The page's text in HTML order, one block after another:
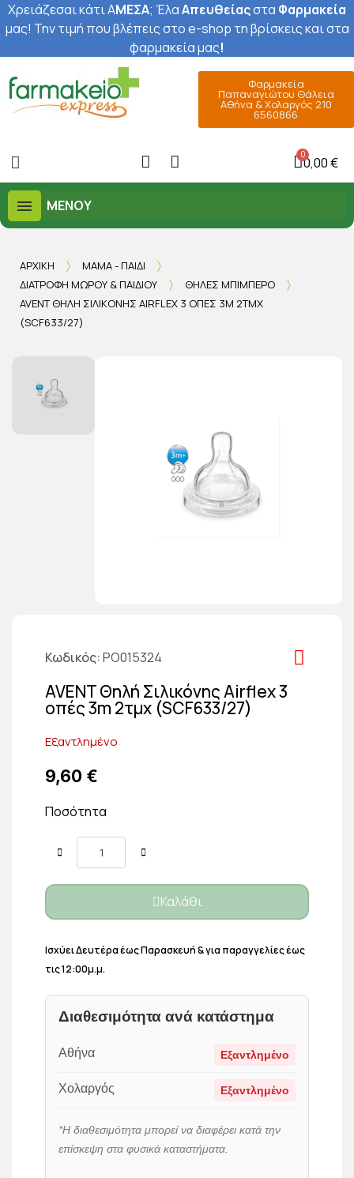
Χρειάζεσαι κάτι ΑΜΕΣΑ; ΈλαΑπευθείαςστα Φαρμακεία
μας! Την τιμή που βλέπεις στο e-shop τη βρίσκεις και στα
φαρμακεία μας!
Φαρμακεία
Παπαναγιώτου Θάλεια
Αθήνα & Χολαργός 210
6560866
0,00 €
ΜΕΝΟΎ
ΑΡΧΙΚΉ
ΜΑΜΆ - ΠΑΙΔΊ
ΔΙΑΤΡΟΦΉ ΜΩΡΟΎ & ΠΑΙΔΙΟΎ
ΘΗΛΈΣ ΜΠΙΜΠΕΡΌ
AVENT ΘΗΛΉ ΣΙΛΙΚΌΝΗΣ AIRFLEX 3 ΟΠΈΣ 3M 2ΤΜΧ
(SCF633/27)
Κωδικός PO015324
AVENT Θηλή Σιλικόνης Airflex 3
οπές 3m 2τμχ (SCF633/27)
Εξαντλημένο
9,60 €
Ποσότητα
Καλάθι
Ισχύει Δευτέρα έως Παρασκευή & για παραγγελίες έως
τις 12:00μ.μ.
Διαθεσιμότητα ανά κατάστημα
Αθήνα Εξαντλημένο
Χολαργός Εξαντλημένο
*Η διαθεσιμότητα μπορεί να διαφέρει κατά την
επίσκεψη στα φυσικά καταστήματα.